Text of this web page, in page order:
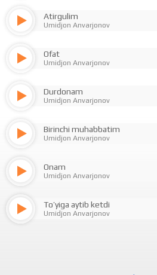
Atirgulim
Umidjon Anvarjonov
Ofat
Umidjon Anvarjonov
Durdonam
Umidjon Anvarjonov
Birinchi muhabbatim
Umidjon Anvarjonov
Onam
Umidjon Anvarjonov
To’yiga aytib ketdi
Umidjon Anvarjonov